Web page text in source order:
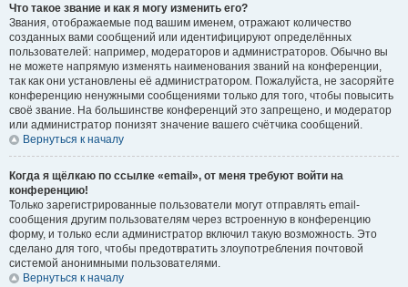
Что такое звание и как я могу изменить его?
Звания, отображаемые под вашим именем, отражают количество
созданных вами сообщений или идентифицируют определённых
пользователей: например, модераторов и администраторов. Обычно вы
не можете напрямую изменять наименования званий на конференции,
так как они установлены её администратором. Пожалуйста, не засоряйте
конференцию ненужными сообщениями только для того, чтобы повысить
своё звание. На большинстве конференций это запрещено, и модератор
или администратор понизят значение вашего счётчика сообщений.
Вернуться к началу
Когда я щёлкаю по ссылке «email», от меня требуют войти на
конференцию!
Только зарегистрированные пользователи могут отправлять email-
сообщения другим пользователям через встроенную в конференцию
форму, и только если администратор включил такую возможность. Это
сделано для того, чтобы предотвратить злоупотребления почтовой
системой анонимными пользователями.
Вернуться к началу